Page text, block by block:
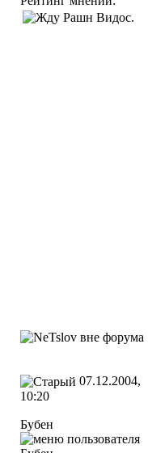
07.12.2004,
10:20
Бубен